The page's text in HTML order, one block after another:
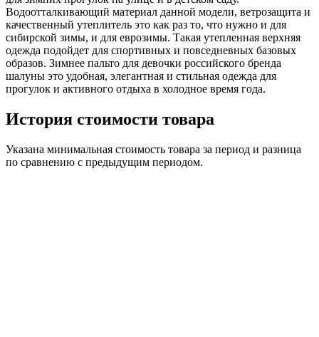
Водоотталкивающий материал данной модели, ветрозащита и
качественный утеплитель это как раз то, что нужно и для
сибирской зимы, и для еврозимы. Такая утепленная верхняя
одежда подойдет для спортивных и повседневных базовых
образов. Зимнее пальто для девочки российского бренда
шалуны это удобная, элегантная и стильная одежда для
прогулок и активного отдыха в холодное время года.
История стоимости товара
Указана минимальная стоимость товара за период и разница
по сравнению с предыдущим периодом.